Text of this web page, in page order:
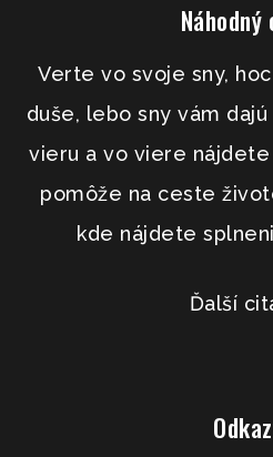
Verte vo svoje sny,
duše, lebo sny vám
vieru a vo viere nájdete
pomôže na ceste
kde nájdete
Ďalší